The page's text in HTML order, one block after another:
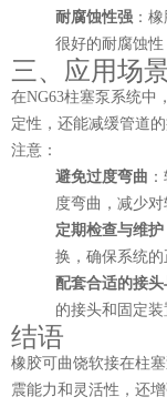
耐腐蚀性强 ：
很好的耐腐蚀
三、应用场
在NG63柱塞泵系统中
定性，还能减缓管道
注意：
避免过度弯曲
度弯曲，减少对
定期检查与维护
换，确保系统的
配套合适的接
的接头和固定
结语
橡胶可曲饶软接在柱
震能力和灵活性，还